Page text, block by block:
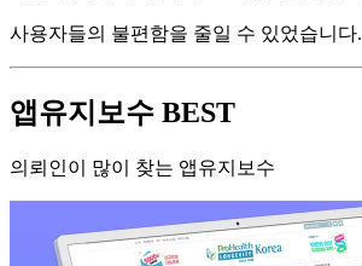
사용자들의 불편함을 줄일 수 있었습니다.
앱유지보수 BEST
의뢰인이 많이 찾는 앱유지보수